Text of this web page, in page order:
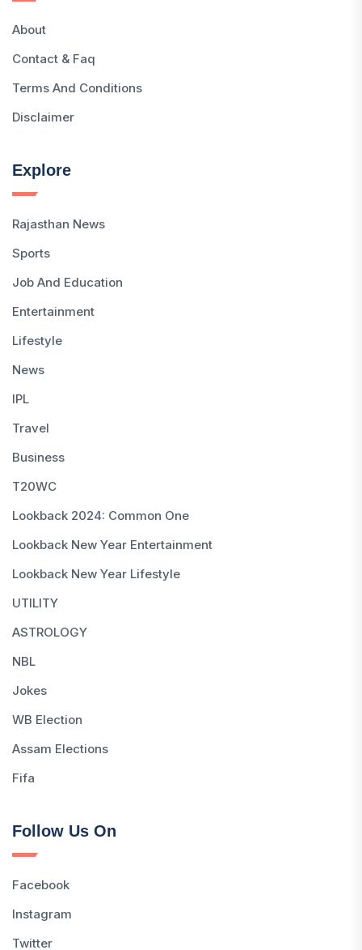
About
Contact & Faq
Terms And Conditions
Disclaimer
Explore
Rajasthan News
Sports
Job And Education
Entertainment
Lifestyle
News
IPL
Travel
Business
T20WC
Lookback 2024: Common One
Lookback New Year Entertainment
Lookback New Year Lifestyle
UTILITY
ASTROLOGY
NBL
Jokes
WB Election
Assam Elections
Fifa
Follow Us On
Facebook
Instagram
Twitter